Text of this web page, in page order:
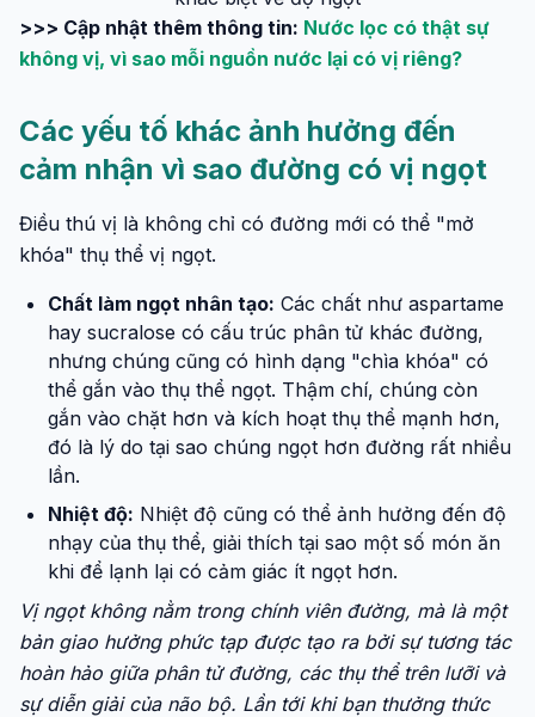
>>> Cập nhật thêm thông tin: Nước lọc có thật sự
không vị, vì sao mỗi nguồn nước lại có vị riêng?
Các yếu tố khác ảnh hưởng đến
cảm nhận vì sao đường có vị ngọt
Điều thú vị là không chỉ có đường mới có thể "mở
khóa" thụ thể vị ngọt.
Chất làm ngọt nhân tạo: Các chất như aspartame
hay sucralose có cấu trúc phân tử khác đường,
nhưng chúng cũng có hình dạng "chìa khóa" có
thể gắn vào thụ thể ngọt. Thậm chí, chúng còn
gắn vào chặt hơn và kích hoạt thụ thể mạnh hơn,
đó là lý do tại sao chúng ngọt hơn đường rất nhiều
lần.
Nhiệt độ: Nhiệt độ cũng có thể ảnh hưởng đến độ
nhạy của thụ thể, giải thích tại sao một số món ăn
khi để lạnh lại có cảm giác ít ngọt hơn.
Vị ngọt không nằm trong chính viên đường, mà là một
bản giao hưởng phức tạp được tạo ra bởi sự tương tác
hoàn hảo giữa phân tử đường, các thụ thể trên lưỡi và
sự diễn giải của não bộ. Lần tới khi bạn thưởng thức